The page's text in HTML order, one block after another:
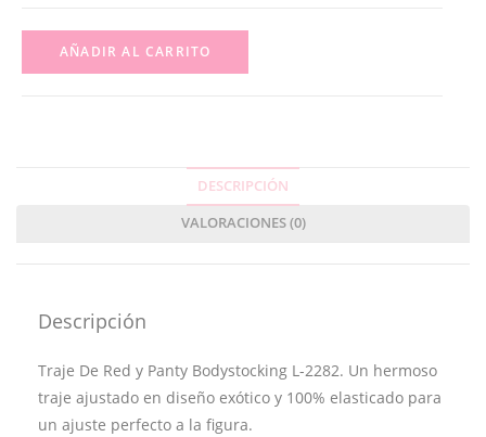
AÑADIR AL CARRITO
DESCRIPCIÓN
VALORACIONES (0)
Descripción
Traje De Red y Panty Bodystocking L-2282. Un hermoso
traje ajustado en diseño exótico y 100% elasticado para
un ajuste perfecto a la figura.